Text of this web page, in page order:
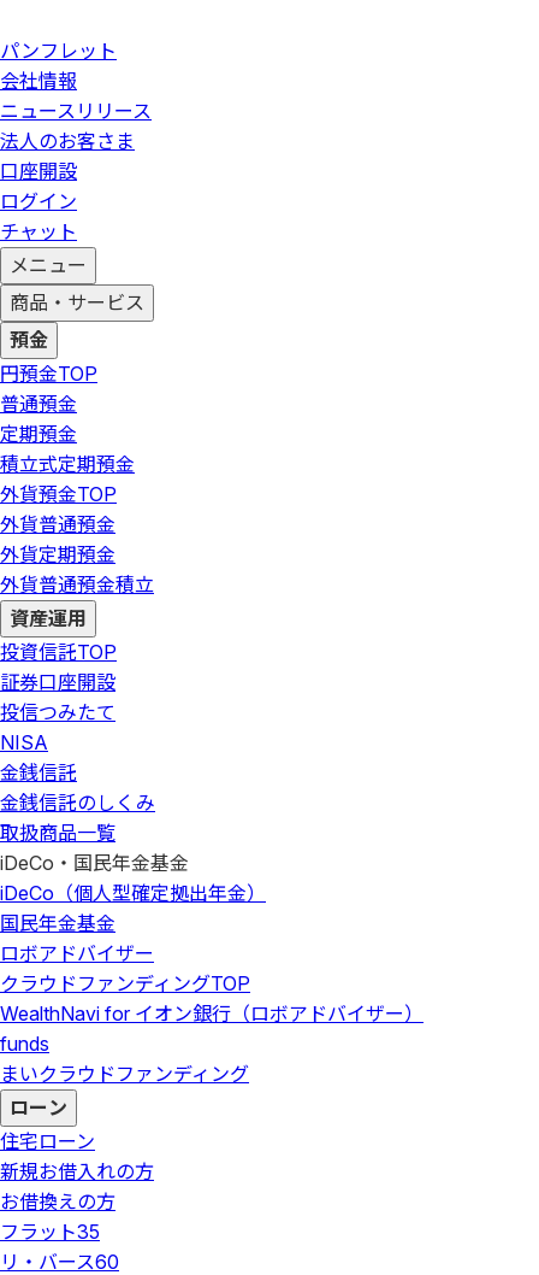
パンフレット
会社情報
ニュースリリース
法人のお客さま
口座開設
ログイン
チャット
メニュー
商品・サービス
預金
円預金TOP
普通預金
定期預金
積立式定期預金
外貨預金TOP
外貨普通預金
外貨定期預金
外貨普通預金積立
資産運用
投資信託TOP
証券口座開設
投信つみたて
NISA
金銭信託
金銭信託のしくみ
取扱商品一覧
iDeCo・国民年金基金
iDeCo（個人型確定拠出年金）
国民年金基金
ロボアドバイザー
クラウドファンディングTOP
WealthNavi for イオン銀行（ロボアドバイザー）
funds
まいクラウドファンディング
ローン
住宅ローン
新規お借入れの方
お借換えの方
フラット35
リ・バース60